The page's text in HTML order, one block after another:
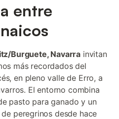
entre
Burguete, Navarra invitan
más recordados del
en pleno valle de Erro, a
El entorno combina
pasto para ganado y un
peregrinos desde hace